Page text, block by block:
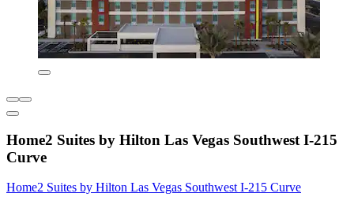
Home2 Suites by Hilton Las Vegas Southwest I-215
Curve
Home2 Suites by Hilton Las Vegas Southwest I-215 Curve